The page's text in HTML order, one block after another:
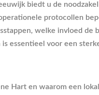
biedt u de
protocollen
welke invloed
essentieel voor een
Hart en waarom een